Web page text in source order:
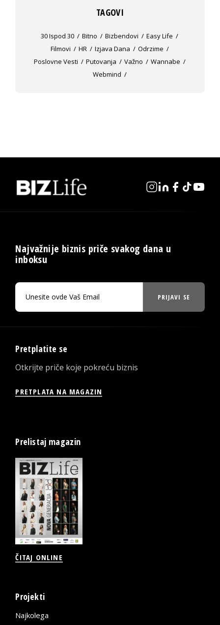
TAGOVI
30 Ispod 30 Bitno Bizbendovi
Easy Life
Filmovi
HR Izjava Dana
Odrzime
Poslovne Vesti
Putovanja Važno
Wannabe
Webmind
Najvažnije biznis priče svakog dana u
inboksu
PRIJAVI SE
Pretplatite se
Otkrijte priče koje pokreću biznis
PRETPLATA NA MAGAZIN
Prelistaj magazin
ČITAJ ONLINE
Projekti
Najkolega